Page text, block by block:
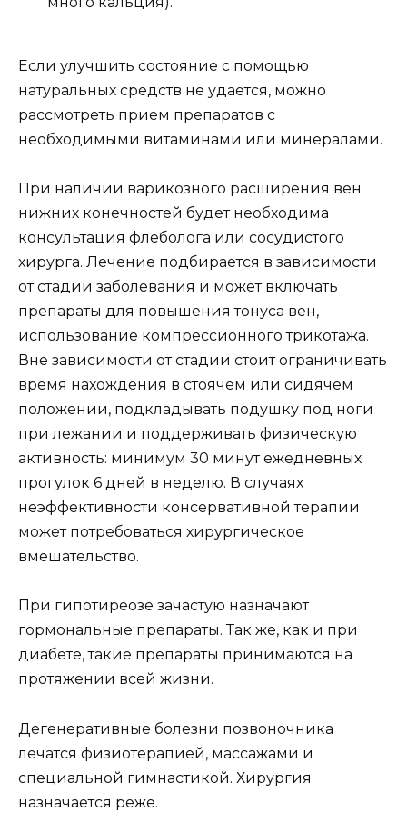
Если улучшить состояние с помощью
натуральных средств не удается, можно
рассмотреть прием препаратов с
необходимыми витаминами или минералами.
При наличии варикозного расширения вен
нижних конечностей будет необходима
консультация флеболога или сосудистого
хирурга. Лечение подбирается в зависимости
от стадии заболевания и может включать
препараты для повышения тонуса вен,
использование компрессионного трикотажа.
Вне зависимости от стадии стоит ограничивать
время нахождения в стоячем или сидячем
положении, подкладывать подушку под ноги
при лежании и поддерживать физическую
активность: минимум 30 минут ежедневных
прогулок 6 дней в неделю. В случаях
неэффективности консервативной терапии
может потребоваться хирургическое
вмешательство.
При гипотиреозе зачастую назначают
гормональные препараты. Так же, как и при
диабете, такие препараты принимаются на
протяжении всей жизни.
Дегенеративные болезни позвоночника
лечатся физиотерапией, массажами и
специальной гимнастикой. Хирургия
назначается реже.